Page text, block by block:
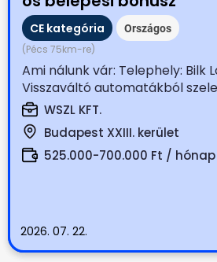
CE kategória Országos
(Pécs 75km-re)
Ami nálunk vár: Telephely: Bilk
Visszaváltó automatákból
WSZL KFT.
Budapest XXIII. kerület
525.000-700.000 Ft / hónap
2026. 07. 22.